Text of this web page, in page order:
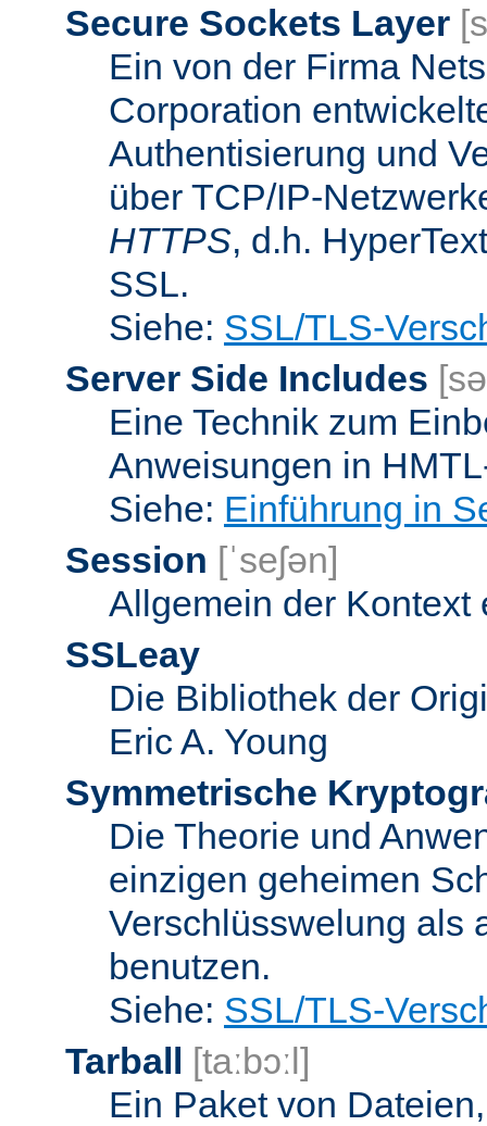
Secure Sockets Layer
Ein von der Firma
Corporation
Authentisierung und
über TCP/IP-
HTTPS, d.h.
SSL.
Siehe: SSL/TLS-
Server Side Includes
Eine Technik zum
Anweisungen in
Siehe: Einführung in
Session [ˈseʃən]
Allgemein der Kontext
SSLeay
Die Bibliothek der
Eric A. Young
Symmetrische
Die Theorie und
einzigen geheimen
Verschlüsswelung als
benutzen.
Siehe: SSL/TLS-
Tarball [taːbɔːl]
Ein Paket von